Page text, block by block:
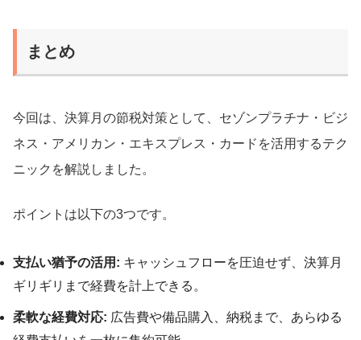
まとめ
今回は、決算月の節税対策として、セゾンプラチナ・ビジ
ネス・アメリカン・エキスプレス・カードを活用するテク
ニックを解説しました。
ポイントは以下の3つです。
支払い猶予の活用: キャッシュフローを圧迫せず、決算月
ギリギリまで経費を計上できる。
柔軟な経費対応: 広告費や備品購入、納税まで、あらゆる